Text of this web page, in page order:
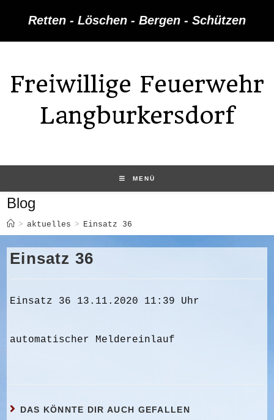
Retten - Löschen - Bergen - Schützen
Freiwillige Feuerwehr
Langburkersdorf
MENÜ
Blog
> aktuelles > Einsatz 36
Einsatz 36
Einsatz 36 13.11.2020 11:39 Uhr
automatischer Meldereinlauf
DAS KÖNNTE DIR AUCH GEFALLEN